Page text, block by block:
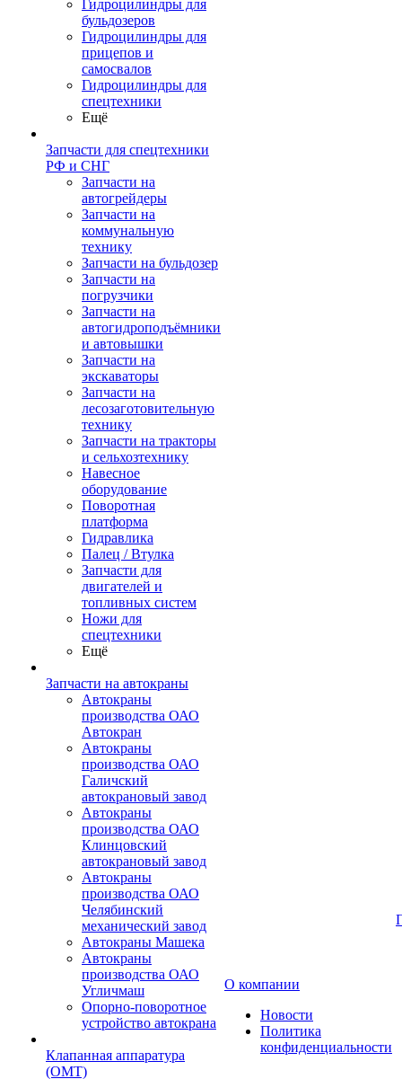
Гидроцилиндры для
бульдозеров
Гидроцилиндры для
прицепов и
самосвалов
Гидроцилиндры для
спецтехники
Ещё
Запчасти для спецтехники
РФ и СНГ
Запчасти на
автогрейдеры
Запчасти на
коммунальную
технику
Запчасти на бульдозер
Запчасти на
погрузчики
Запчасти на
автогидроподъёмники
и автовышки
Запчасти на
экскаваторы
Запчасти на
лесозаготовительную
технику
Запчасти на тракторы
и сельхозтехнику
Навесное
оборудование
Поворотная
платформа
Гидравлика
Палец / Втулка
Запчасти для
двигателей и
топливных систем
Ножи для
спецтехники
Ещё
Запчасти на автокраны
Автокраны
производства ОАО
Автокран
Автокраны
производства ОАО
Галичский
автокрановый завод
Автокраны
производства ОАО
Клинцовский
автокрановый завод
Автокраны
производства ОАО
Челябинский
механический завод
Автокраны Машека
Автокраны
производства ОАО
Угличмаш
Опорно-поворотное
устройство автокрана
Клапанная аппаратура
(OMT)
О компании
Новости
Политика
конфиденциальности